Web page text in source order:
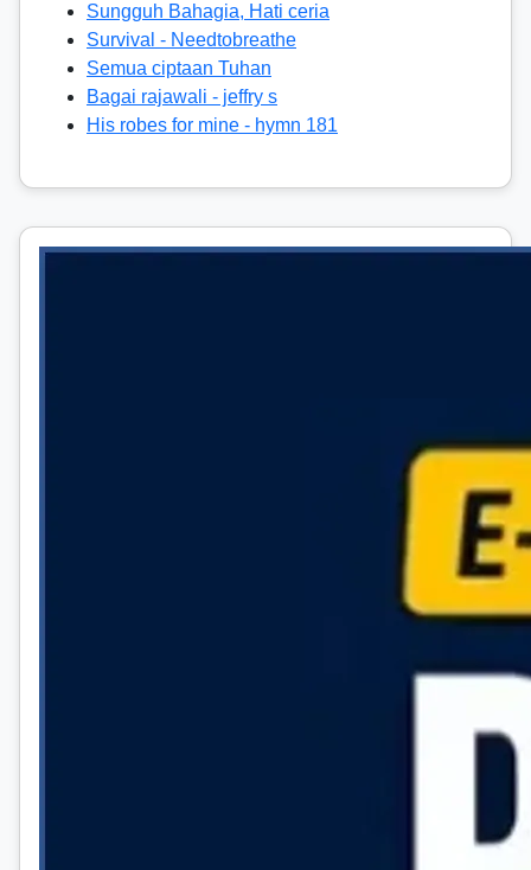
Sungguh Bahagia, Hati ceria
Survival - Needtobreathe
Semua ciptaan Tuhan
Bagai rajawali - jeffry s
His robes for mine - hymn 181